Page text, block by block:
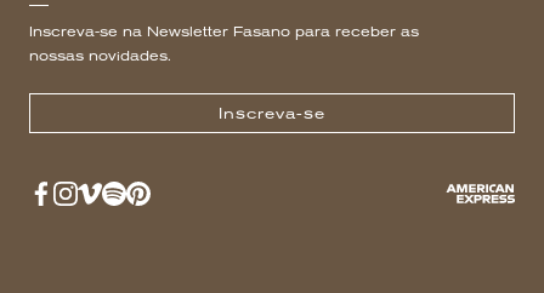
Inscreva-se na Newsletter Fasano para receber as
nossas novidades.
Inscreva-se